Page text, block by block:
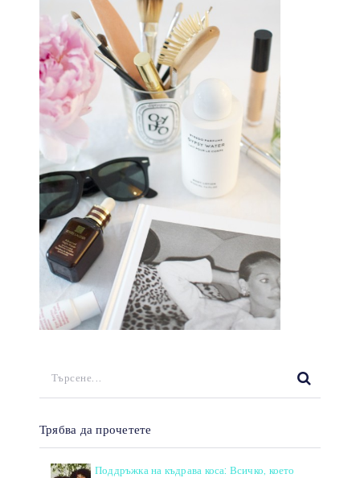
Трябва да прочетете
Поддръжка на къдрава коса: Всичко, което